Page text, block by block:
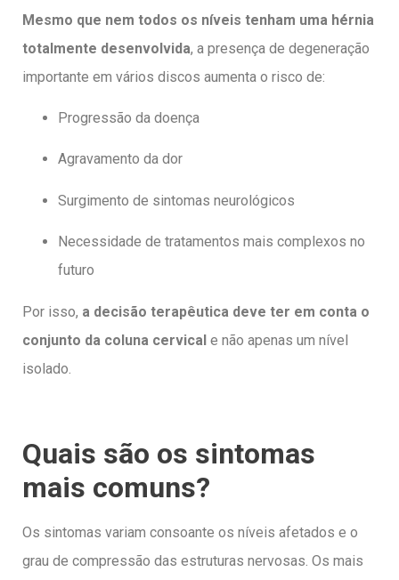
Mesmo que nem todos os níveis tenham uma hérnia
totalmente desenvolvida, a presença de degeneração
importante em vários discos aumenta o risco de:
Progressão da doença
Agravamento da dor
Surgimento de sintomas neurológicos
Necessidade de tratamentos mais complexos no
futuro
Por isso, a decisão terapêutica deve ter em conta o
conjunto da coluna cervical e não apenas um nível
isolado.
Quais são os sintomas
mais comuns?
Os sintomas variam consoante os níveis afetados e o
grau de compressão das estruturas nervosas. Os mais